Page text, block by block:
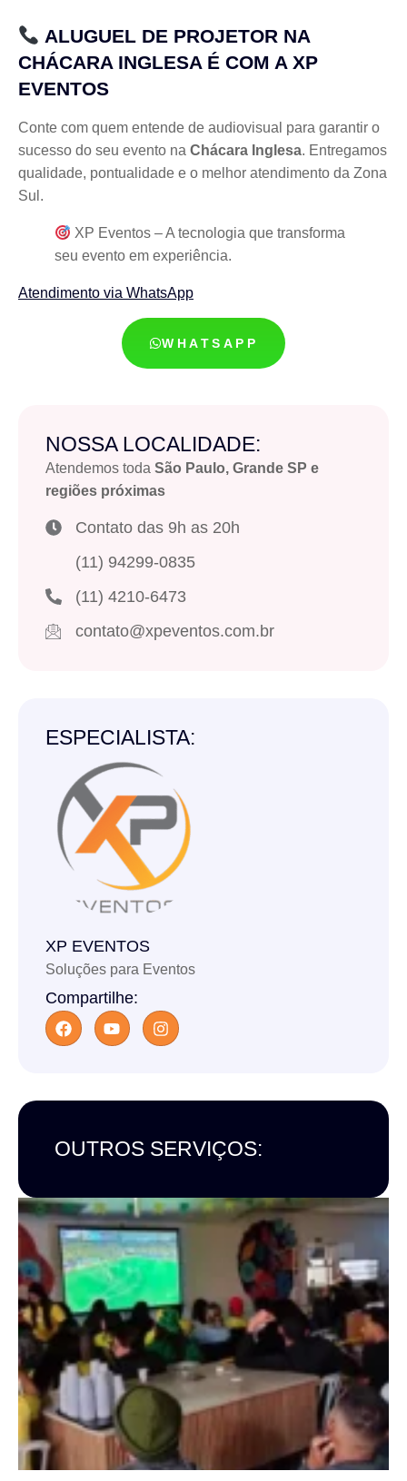
ALUGUEL DE PROJETOR NA
CHÁCARA INGLESA É COM A XP
EVENTOS
Conte com quem entende de audiovisual para garantir o
sucesso do seu evento na Chácara Inglesa. Entregamos
qualidade, pontualidade e o melhor atendimento da Zona
Sul.
XP Eventos – A tecnologia que transforma
seu evento em experiência.
Atendimento via WhatsApp
WHATSAPP
NOSSA LOCALIDADE:
Atendemos toda São Paulo, Grande SP e
regiões próximas
Contato das 9h as 20h
(11) 94299-0835
(11) 4210-6473
contato@xpeventos.com.br
ESPECIALISTA:
XP EVENTOS
Soluções para Eventos
Compartilhe:
OUTROS SERVIÇOS: